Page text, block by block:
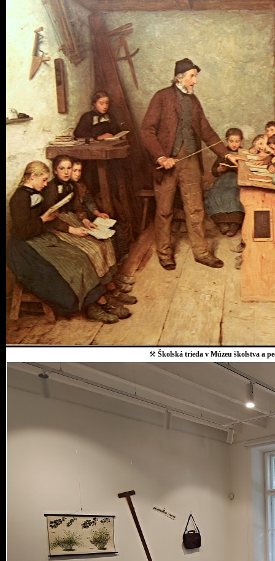
⚒ Školská trieda v Múzeu školstva a